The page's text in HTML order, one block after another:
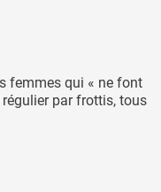
femmes qui « ne font
par frottis, tous